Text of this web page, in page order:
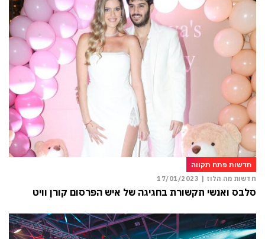
חדשות פתח תקווה
חדשות מה הלוז | 17/01/2023
סלבס ואנשי תקשורת בחגיגה של איש הפרסום קורן וויט